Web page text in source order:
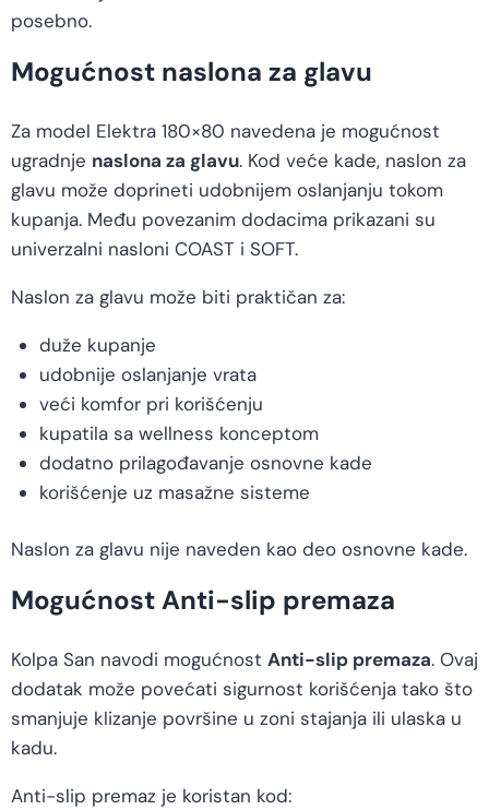
posebno.
Mogućnost naslona za glavu
Za model Elektra 180×80 navedena je mogućnost
ugradnje naslona za glavu. Kod veće kade, naslon za
glavu može doprineti udobnijem oslanjanju tokom
kupanja. Među povezanim dodacima prikazani su
univerzalni nasloni COAST i SOFT.
Naslon za glavu može biti praktičan za:
duže kupanje
udobnije oslanjanje vrata
veći komfor pri korišćenju
kupatila sa wellness konceptom
dodatno prilagođavanje osnovne kade
korišćenje uz masažne sisteme
Naslon za glavu nije naveden kao deo osnovne kade.
Mogućnost Anti-slip premaza
Kolpa San navodi mogućnost Anti-slip premaza. Ovaj
dodatak može povećati sigurnost korišćenja tako što
smanjuje klizanje površine u zoni stajanja ili ulaska u
kadu.
Anti-slip premaz je koristan kod: